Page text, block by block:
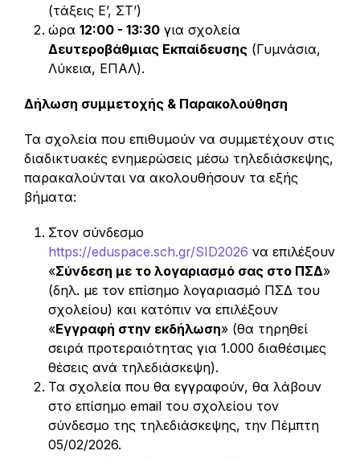
(τάξεις Ε’, ΣΤ’)
ώρα 12:00 - 13:30 για σχολεία
Δευτεροβάθμιας Εκπαίδευσης (Γυμνάσια,
Λύκεια, ΕΠΑΛ).
Δήλωση συμμετοχής & Παρακολούθηση
Τα σχολεία που επιθυμούν να συμμετέχουν στις
διαδικτυακές ενημερώσεις μέσω τηλεδιάσκεψης,
παρακαλούνται να ακολουθήσουν τα εξής
βήματα:
Στον σύνδεσμο
https://eduspace.sch.gr/SID2026 να επιλέξουν
«Σύνδεση με το λογαριασμό σας στο ΠΣΔ»
(δηλ. με τον επίσημο λογαριασμό ΠΣΔ του
σχολείου) και κατόπιν να επιλέξουν
«Εγγραφή στην εκδήλωση» (θα τηρηθεί
σειρά προτεραιότητας για 1.000 διαθέσιμες
θέσεις ανά τηλεδιάσκεψη).
Τα σχολεία που θα εγγραφούν, θα λάβουν
στο επίσημο email του σχολείου τον
σύνδεσμο της τηλεδιάσκεψης, την Πέμπτη
05/02/2026.